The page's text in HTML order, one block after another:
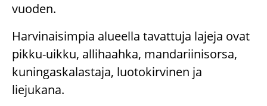
vuoden.
Harvinaisimpia alueella tavattuja lajeja ovat
pikku-uikku, allihaahka, mandariinisorsa,
kuningaskalastaja, luotokirvinen ja
liejukana.